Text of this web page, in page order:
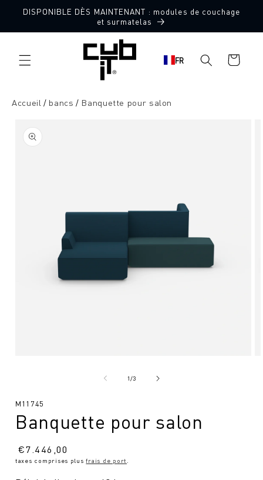
directement
DISPONIBLE DÈS MAINTENANT : modules de couchage
et surmatelas
FR
Panier
d'achat
Accueil bancs Banquette pour salon
sur le
produit
modal
1/de
3
Fabriqué en Allemagne 🖤
SKU
M11745
Banquette pour salon
Prix
normal
€7.446,00
taxes comprises plusfrais de port